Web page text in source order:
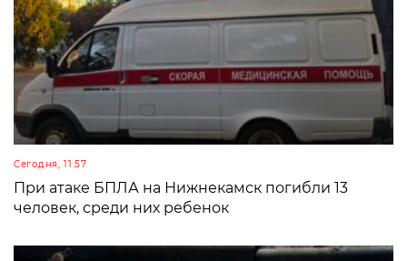
Сегодня, 11:57
При атаке БПЛА на Нижнекамск погибли 13
человек, среди них ребенок